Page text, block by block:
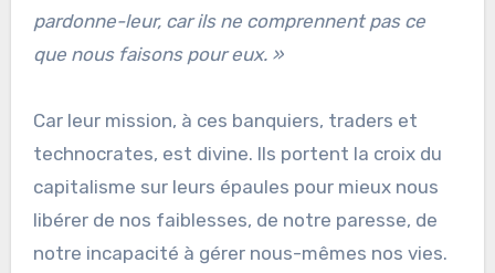
pardonne-leur, car ils ne comprennent pas ce
que nous faisons pour eux. »
Car leur mission, à ces banquiers, traders et
technocrates, est divine. Ils portent la croix du
capitalisme sur leurs épaules pour mieux nous
libérer de nos faiblesses, de notre paresse, de
notre incapacité à gérer nous-mêmes nos vies.